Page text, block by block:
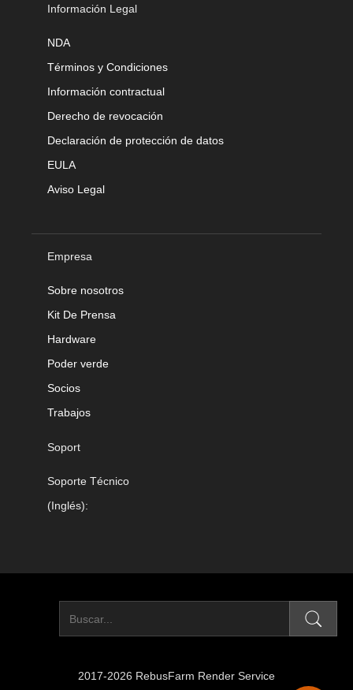
Información Legal
NDA
Términos y Condiciones
Información contractual
Derecho de revocación
Declaración de protección de datos
EULA
Aviso Legal
Empresa
Sobre nosotros
Kit De Prensa
Hardware
Poder verde
Socios
Trabajos
Soport
Soporte Técnico
(Inglés):
2017-2026 RebusFarm Render Service